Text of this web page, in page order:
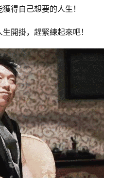
得自己想要的人生！
開掛，趕緊練起來吧！